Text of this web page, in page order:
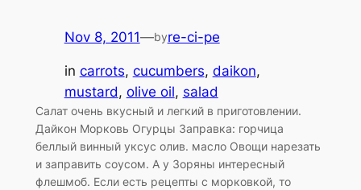
Nov 8, 2011—byre-ci-pe
in carrots, cucumbers, daikon
mustard, olive oil, salad
Салат очень вкусный и легкий в приготовлении.
Дайкон Морковь Огурцы Заправка: горчица
беллый винный уксус олив. масло Овощи нарезать
и заправить соусом. А у Зоряны интересный
флешмоб. Если есть рецепты с морковкой, то